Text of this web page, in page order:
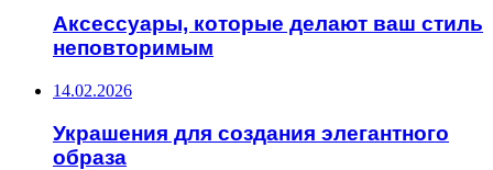
Аксессуары, которые делают ваш стиль
неповторимым
14.02.2026
Украшения для создания элегантного
образа